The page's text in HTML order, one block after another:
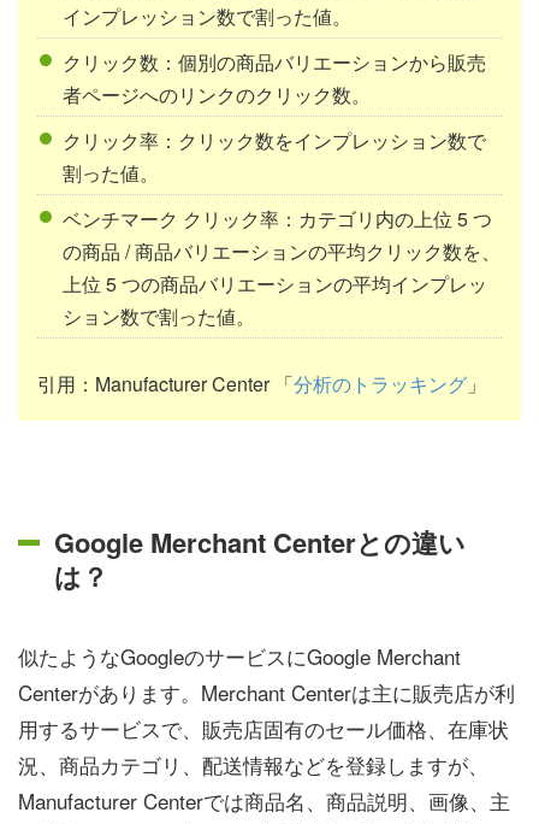
インプレッション数で割った値。
クリック数：個別の商品バリエーションから販売
者ページへのリンクのクリック数。
クリック率：クリック数をインプレッション数で
割った値。
ベンチマーク クリック率：カテゴリ内の上位 5 つ
の商品 / 商品バリエーションの平均クリック数を、
上位 5 つの商品バリエーションの平均インプレッ
ション数で割った値。
引用：Manufacturer Center 「分析のトラッキング 」
Google Merchant Centerとの違い
は？
似たようなGoogleのサービスにGoogle Merchant
Centerがあります。Merchant Centerは主に販売店が利
用するサービスで、販売店固有のセール価格、在庫状
況、商品カテゴリ、配送情報などを登録しますが、
Manufacturer Centerでは商品名、商品説明、画像、主